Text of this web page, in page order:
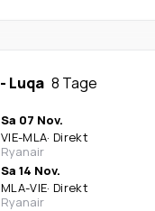
- Luqa 8 Tage
Sa 07 Nov.
VIE-MLA· Direkt
Ryanair
Sa 14 Nov.
MLA-VIE· Direkt
Ryanair